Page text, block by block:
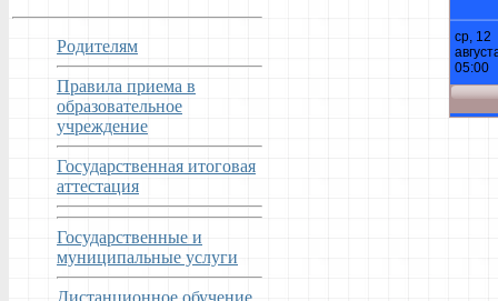
Родителям
Правила приема в
образовательное
учреждение
Государственная итоговая
аттестация
Государственные и
муниципальные услуги
Дистанционное обучение